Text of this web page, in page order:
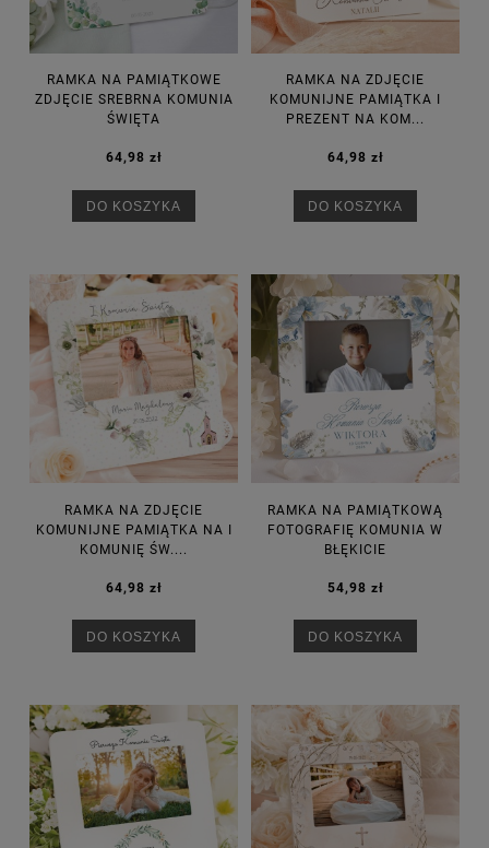
RAMKA NA PAMIĄTKOWE
ZDJĘCIE SREBRNA KOMUNIA
ŚWIĘTA
64,98 zł
DO KOSZYKA
RAMKA NA ZDJĘCIE
KOMUNIJNE PAMIĄTKA I
PREZENT NA KOM...
64,98 zł
DO KOSZYKA
RAMKA NA ZDJĘCIE
KOMUNIJNE PAMIĄTKA NA I
KOMUNIĘ ŚW....
64,98 zł
DO KOSZYKA
RAMKA NA PAMIĄTKOWĄ
FOTOGRAFIĘ KOMUNIA W
BŁĘKICIE
54,98 zł
DO KOSZYKA